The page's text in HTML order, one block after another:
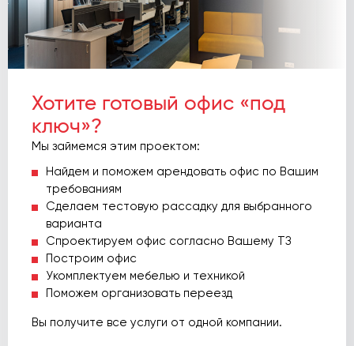
Хотите готовый офис «под
ключ»?
Мы займемся этим проектом:
Найдем и поможем арендовать офис по Вашим
требованиям
Сделаем тестовую рассадку для выбранного
варианта
Спроектируем офис согласно Вашему ТЗ
Построим офис
Укомплектуем мебелью и техникой
Поможем организовать переезд
Вы получите все услуги от одной компании.